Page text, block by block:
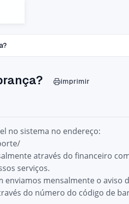
Compras
imprimir
no sistema no endereço:
através do financeiro
serviços.
enviamos mensalmente o
do número do código de